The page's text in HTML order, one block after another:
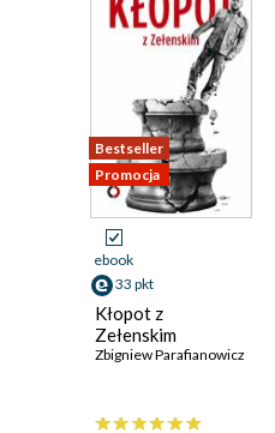
Bestseller
Promocja
ebook
33 pkt
Kłopot z
Zełenskim
Zbigniew Parafianowicz